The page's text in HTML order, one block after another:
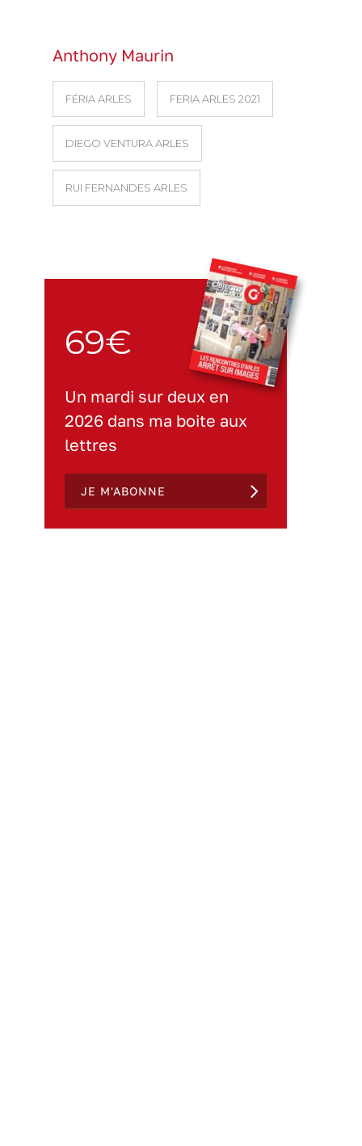
Anthony Maurin
FÉRIA ARLES FERIA ARLES 2021
DIEGO VENTURA ARLES
RUI FERNANDES ARLES
69€
Un mardi sur deux en
2026 dans ma boite aux
lettres
JE M'ABONNE